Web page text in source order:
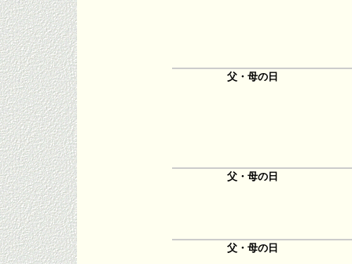
父・母の日
父・母の日
父・母の日